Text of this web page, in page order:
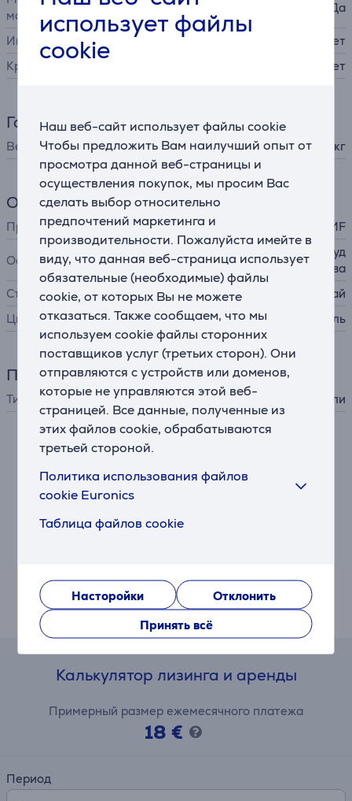
использует файлы
cookie
Наш веб-сайт использует файлы cookie
Чтобы предложить Вам наилучший опыт от
просмотра данной веб-страницы и
осуществления покупок, мы просим Вас
сделать выбор относительно
предпочтений маркетинга и
производительности. Пожалуйста имейте в
виду, что данная веб-страница использует
обязательные (необходимые) файлы
cookie, от которых Вы не можете
отказаться. Также сообщаем, что мы
используем cookie файлы сторонних
поставщиков услуг (третьих сторон). Они
отправляются с устройств или доменов,
которые не управляются этой веб-
страницей. Все данные, полученные из
этих файлов cookie, обрабатываются
третьей стороной.
Политика использования файлов
cookie Euronics
Таблица файлов cookie
Насторойки
Отклонить
Принять всё
машине
Да
Индикатор температуры
Нет
Крышка в комплекте
Нет
Габариты
Вес 2,2 кг
Общий параметр
Производитель WMF
Особенности
антипригарное покрытие, уд
обный край для слива
Страна производства
Китай
Цвет
черный, нержавеющая сталь
Принадлежности
Тип принадлежности для варочной панели
Описание
Термостойкие ручки
обеспечивают комфортное и безопасное
Удобный край для слива
Широкий край для слива позволяет подавать еду
легко и без капель, сохраняя чистоту на кухне.
Калькулятор лизинга и аренды
Примерный размер ежемесячного платежа
18 €
Период